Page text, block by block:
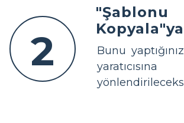
2
"Şablonu
Bunu
yaratıcısına